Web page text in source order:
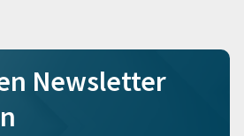
Newsletter